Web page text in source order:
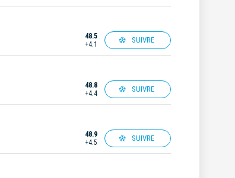
48.5
+4.1
SUIVRE
48.8
+4.4
SUIVRE
48.9
+4.5
SUIVRE